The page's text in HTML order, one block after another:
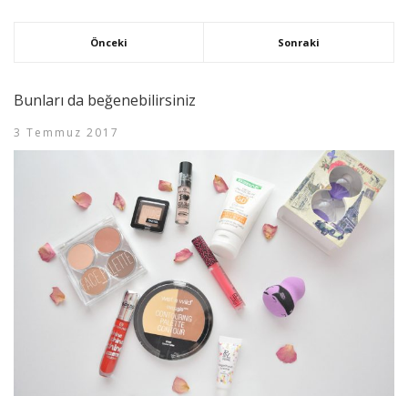
Önceki Sonraki
Bunları da beğenebilirsiniz
3 Temmuz 2017